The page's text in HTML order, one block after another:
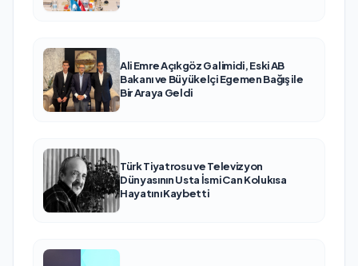
Ali Emre Açıkgöz Galimidi, Eski AB
Bakanı ve Büyükelçi Egemen Bağış ile
Bir Araya Geldi
Türk Tiyatrosu ve Televizyon
Dünyasının Usta İsmi Can Kolukısa
Hayatını Kaybetti